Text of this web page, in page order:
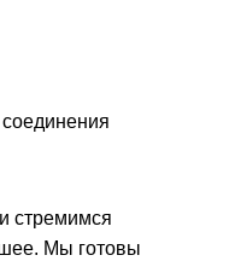
стремимся
Мы готовы